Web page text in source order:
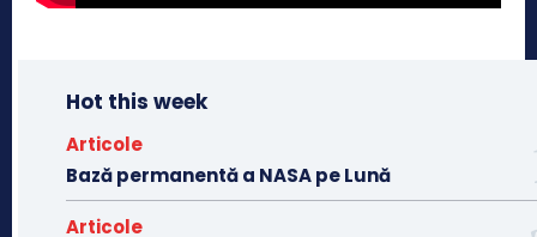
Hot this week
Articole
Bază permanentă a NASA pe Lună
Articole